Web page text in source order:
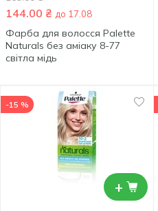
144.00 ₴ до 17.08
Фарба для волосся Palette
Naturals без аміаку 8-77
світла мідь
+
-15 %